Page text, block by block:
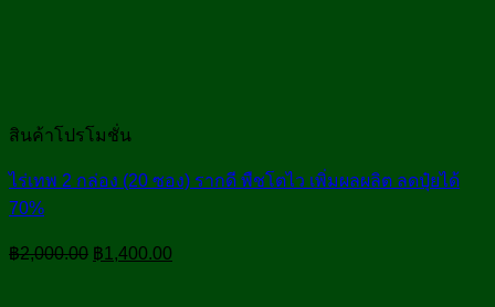
สินค้าโปรโมชั่น
ไร่เทพ 2 กล่อง (20 ซอง) รากดี พืชโตไว เพิ่มผลผลิต ลดปุ๋ยได้
70%
฿2,000.00 Original
฿1,400.00